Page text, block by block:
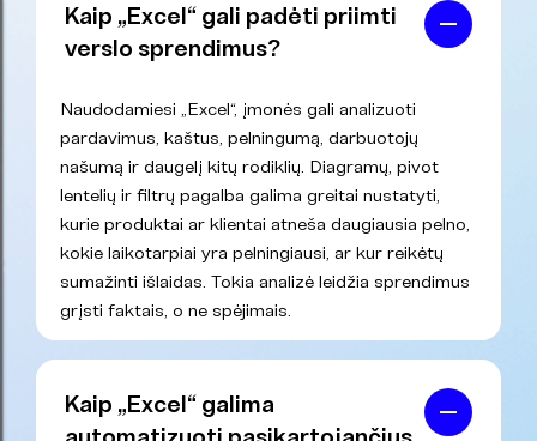
Kaip „Excel“ gali padėti priimti
verslo sprendimus?
Naudodamiesi „Excel“, įmonės gali analizuoti
pardavimus, kaštus, pelningumą, darbuotojų
našumą ir daugelį kitų rodiklių. Diagramų, pivot
lentelių ir filtrų pagalba galima greitai nustatyti,
kurie produktai ar klientai atneša daugiausia pelno,
kokie laikotarpiai yra pelningiausi, ar kur reikėtų
sumažinti išlaidas. Tokia analizė leidžia sprendimus
grįsti faktais, o ne spėjimais.
Kaip „Excel“ galima